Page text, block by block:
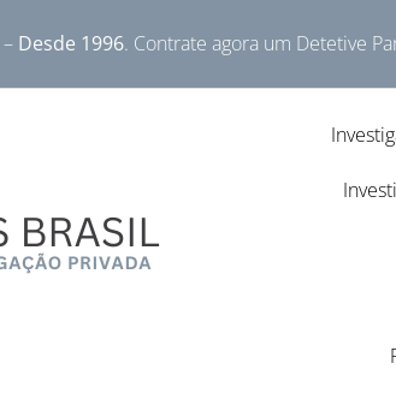
Desde 1996. Contrate agora um Detetive